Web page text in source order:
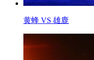
黄蜂 VS 雄鹿